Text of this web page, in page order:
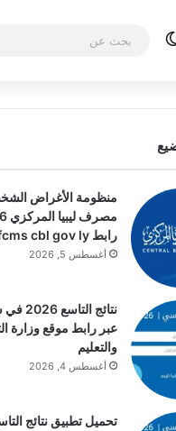
الوضع المظلم
منظومة الأغراض
رابط fcms cbl gov ly
أغسطس 5, 2026
نتائج
عبر رابط موقع وزارة
والتعليم
أغسطس 4, 2026